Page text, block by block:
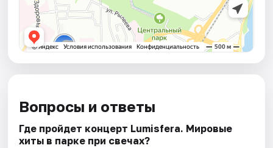
Вопросы и ответы
Где пройдет концерт Lumisfera. Мировые
хиты в парке при свечах?